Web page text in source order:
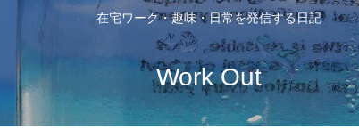
在宅ワーク・趣味・日常を発信する日記
Work Out